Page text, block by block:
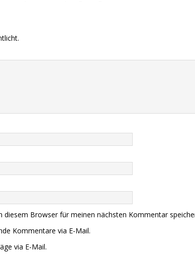
diesem Browser für meinen nächsten Kommentar
Kommentare via E-Mail.
via E-Mail.